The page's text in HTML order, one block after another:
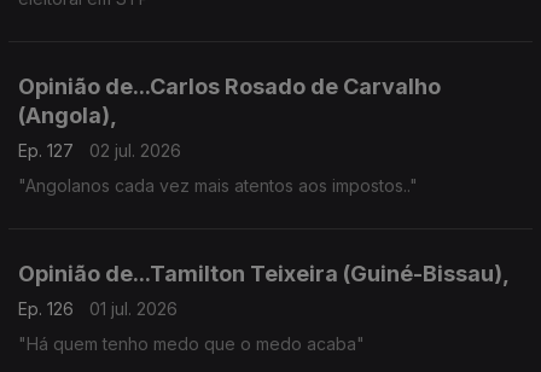
Opinião de...Carlos Rosado de Carvalho
(Angola),
Ep. 127
02 jul. 2026
"Angolanos cada vez mais atentos aos impostos.."
Opinião de...Tamilton Teixeira (Guiné-Bissau),
Ep. 126
01 jul. 2026
"Há quem tenho medo que o medo acaba"